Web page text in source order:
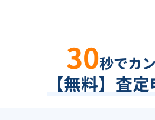
30秒でカ
【無料】査